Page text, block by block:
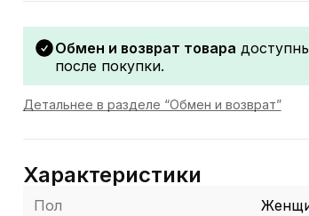
Обмен и возврат товара
после покупки.
Детальнее в разделе “Обмен и возврат”
Характеристики
Пол